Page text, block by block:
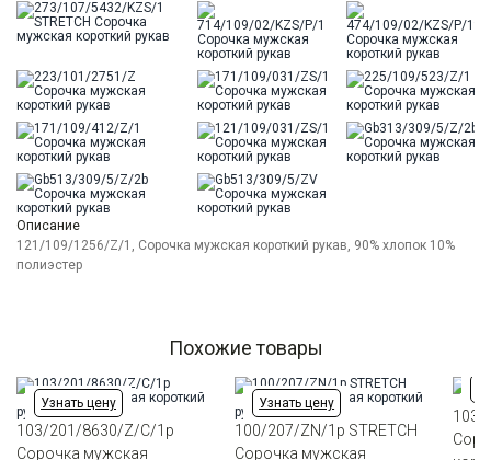
Описание
121/109/1256/Z/1, Сорочка мужская короткий рукав, 90% хлопок 10%
полиэстер
Похожие товары
Узнать цену
103/201/8630/Z/C/1p
Сорочка мужская
Узнать цену
100/207/ZN/1p STRETCH
Сорочка мужская
103/